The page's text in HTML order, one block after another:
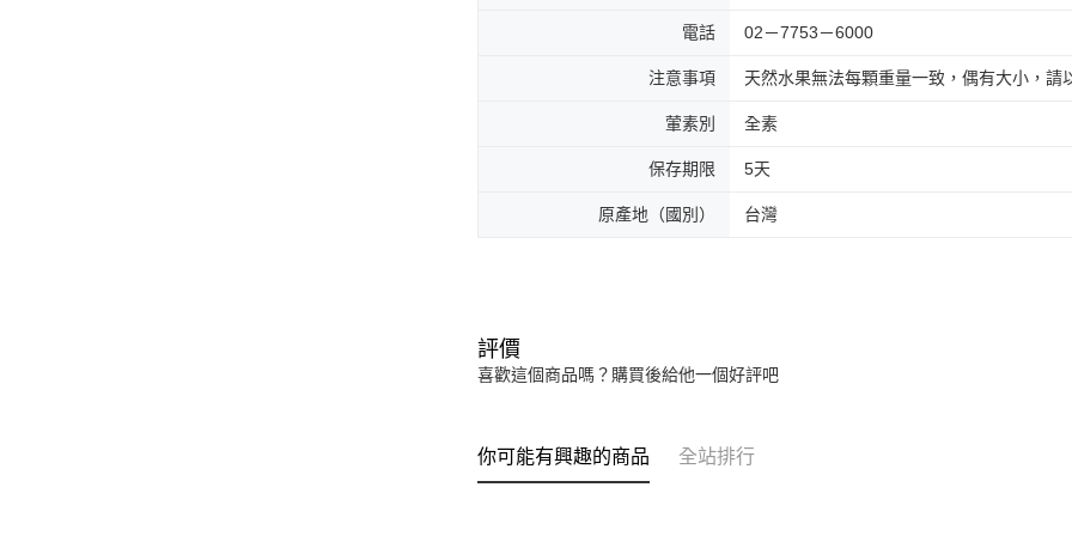
電話 02－7753－6000
注意事項 天然水果無法每顆重量一致，偶有大小，請
葷素別 全素
保存期限 5天
原產地（國別） 台灣
評價
喜歡這個商品嗎？購買後給他一個好評吧
你可能有興趣的商品 全站排行